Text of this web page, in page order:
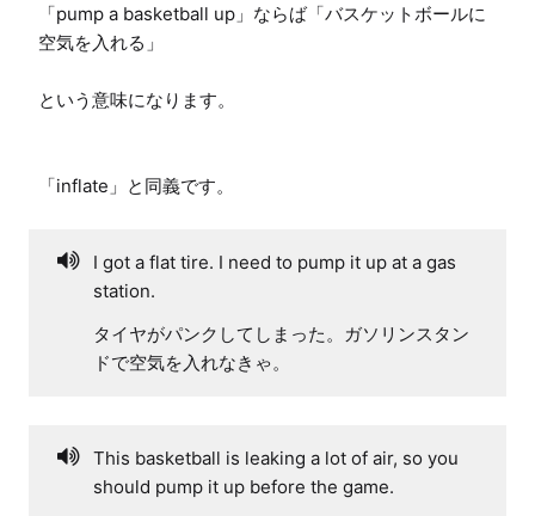
「pump a basketball up」ならば「バスケットボールに
空気を入れる」
という意味になります。
「inflate」と同義です。
I got a flat tire. I need to pump it up at a gas
station.
タイヤがパンクしてしまった。ガソリンスタン
ドで空気を入れなきゃ。
This basketball is leaking a lot of air, so you
should pump it up before the game.